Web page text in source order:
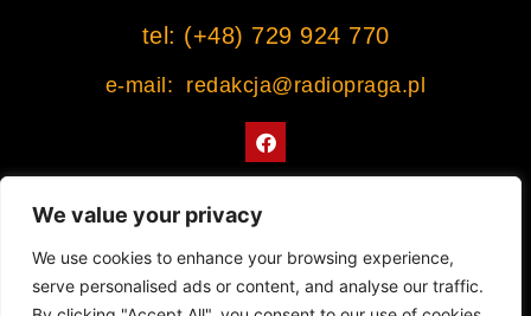
We value your privacy
We use cookies to enhance your browsing experience,
serve personalised ads or content, and analyse our traffic.
tel: (+48) 729 924 770
e-mail: redakcja@radiopraga.pl
F
a
c
o
k
Współpracujemy z Muzeum Warszawskiej Pragi
© 2022 All rights Reserved. Radiopraga.pl